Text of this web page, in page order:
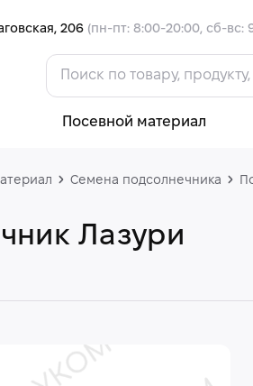
206 (пн-пт: 8:00-20:00, сб-вс:
Посевной материал
Семена подсолнечника
Лазури